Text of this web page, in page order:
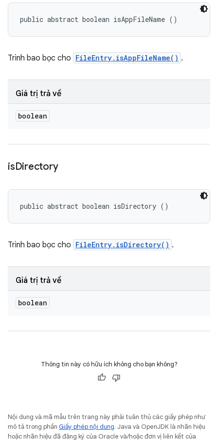
public abstract boolean isAppFileName ()
Trình bao bọc cho FileEntry.isAppFileName() .
Giá trị trả về
boolean
isDirectory
public abstract boolean isDirectory ()
Trình bao bọc cho FileEntry.isDirectory() .
Giá trị trả về
boolean
Thông tin này có hữu ích không cho bạn không?
Nội dung và mã mẫu trên trang này phải tuân thủ các giấy phép như
mô tả trong phần Giấy phép nội dung. Java và OpenJDK là nhãn hiệu
hoặc nhãn hiệu đã đăng ký của Oracle và/hoặc đơn vị liên kết của